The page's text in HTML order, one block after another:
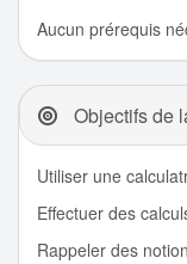
Aucun prérequis
Objectifs de
Utiliser une
Effectuer des
Rappeler des